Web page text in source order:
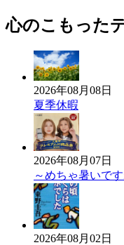
心のこもった
2026年08月08日
夏季休暇
2026年08月07日
～めちゃ暑いで
2026年08月02日